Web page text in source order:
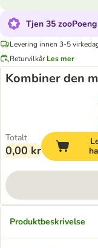
Tjen 35
Levering innen 3-5
Returvilkår Les mer
Kombiner den
Totalt
0,00 kr
Produktbeskrivelse